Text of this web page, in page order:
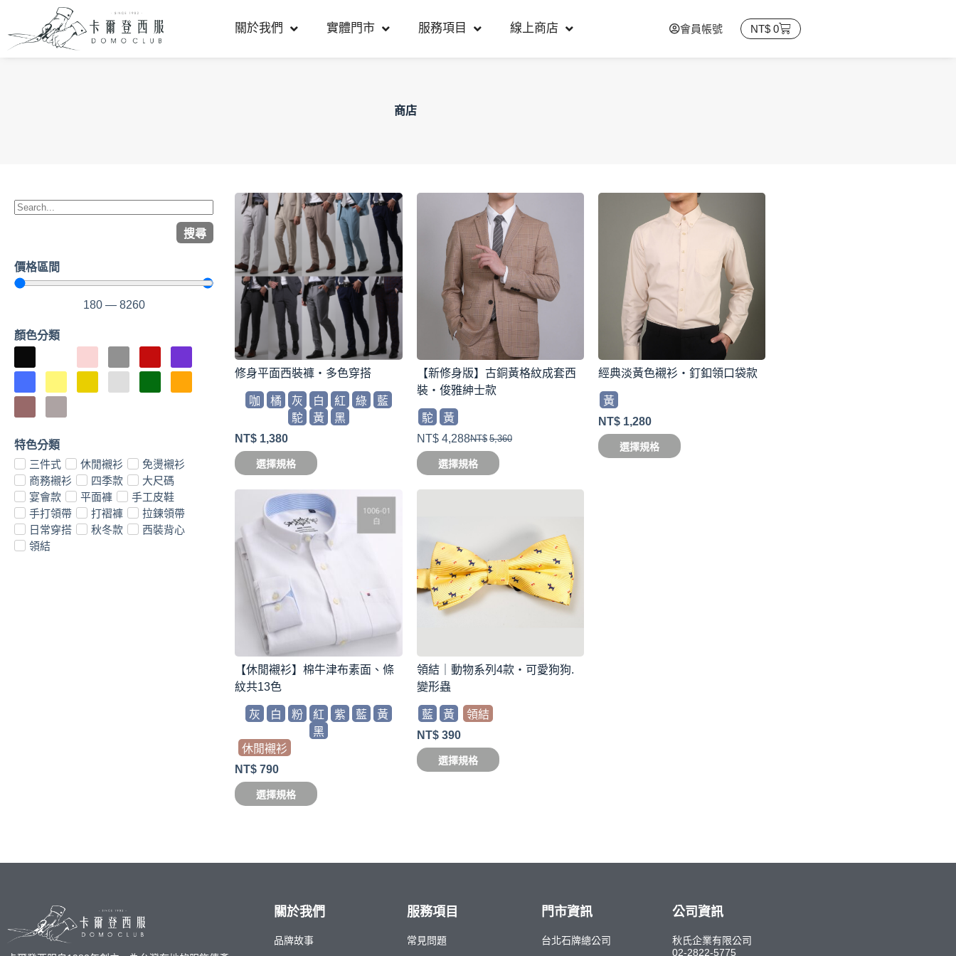
關於我們 實體門市 服務項目 線上商店 會員帳號 NT$ 0
商店
搜尋
價格區間
180 — 8260
顏色分類
特色分類
三件式
休閒襯衫
免燙襯衫
商務襯衫
四季款
大尺碼
宴會款
平面褲
手工皮鞋
手打領帶
打褶褲
拉鍊領帶
日常穿搭
秋冬款
西裝背心
領結
修身平面西裝褲・多色穿搭
咖 橘 灰 白 紅 綠
藍
駝
黃
黑
NT$ 1,380
選擇規格
【新修身版】古銅黃格紋成套西
裝・俊雅紳士款
駝 黃
NT$ 5,360
NT$ 4,288
選擇規格
經典淡黃色襯衫・釘釦領口袋款
黃
NT$ 1,280
選擇規格
【休閒襯衫】棉牛津布素面、條
紋共13色
灰 白 粉 紅 紫 藍
黃
黑
休閒襯衫
NT$ 790
選擇規格
領結｜動物系列4款・可愛狗狗.
變形蟲
藍 黃
領結
NT$ 390
選擇規格
關於我們
品牌故事
服務項目
常見問題
門市資訊
台北石牌總公司
公司資訊
秋氏企業有限公司
02-2822-5775